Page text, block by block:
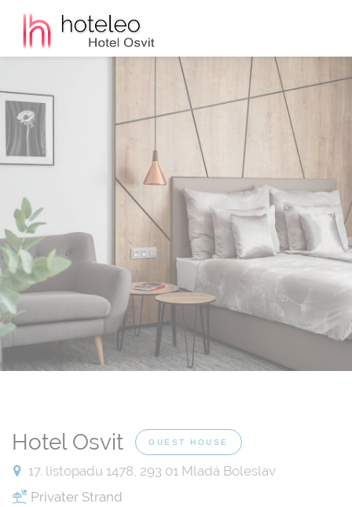
Hotel Osvit GUEST HOUSE
17. listopadu 1478, 293 01 Mladá Boleslav
Privater Strand